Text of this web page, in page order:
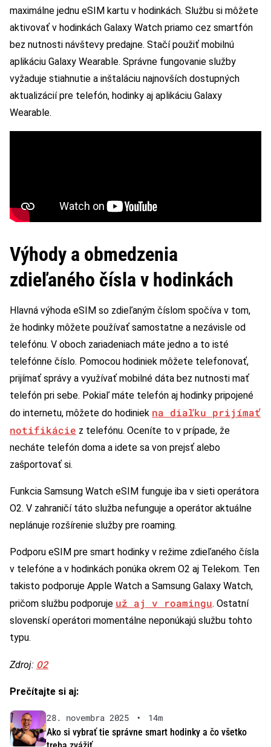
maximálne jednu eSIM kartu v hodinkách. Službu si môžete
aktivovať v hodinkách Galaxy Watch priamo cez smartfón
bez nutnosti návštevy predajne. Stačí použiť mobilnú
aplikáciu Galaxy Wearable. Správne fungovanie služby
vyžaduje stiahnutie a inštaláciu najnovších dostupných
aktualizácií pre telefón, hodinky aj aplikáciu Galaxy
Wearable.
Výhody a obmedzenia
zdieľaného čísla v hodinkách
Hlavná výhoda eSIM so zdieľaným číslom spočíva v tom,
že hodinky môžete používať samostatne a nezávisle od
telefónu. V oboch zariadeniach máte jedno a to isté
telefónne číslo. Pomocou hodiniek môžete telefonovať,
prijímať správy a využívať mobilné dáta bez nutnosti mať
telefón pri sebe. Pokiaľ máte telefón aj hodinky pripojené
do internetu, môžete do hodiniek na diaľku prijímať
notifikácie z telefónu. Oceníte to v prípade, že
necháte telefón doma a idete sa von prejsť alebo
zašportovať si.
Funkcia Samsung Watch eSIM funguje iba v sieti operátora
O2. V zahraničí táto služba nefunguje a operátor aktuálne
neplánuje rozšírenie služby pre roaming.
Podporu eSIM pre smart hodinky v režime zdieľaného čísla
v telefóne a v hodinkách ponúka okrem O2 aj Telekom. Ten
takisto podporuje Apple Watch a Samsung Galaxy Watch,
pričom službu podporuje už aj v roamingu. Ostatní
slovenskí operátori momentálne neponúkajú službu tohto
typu.
Zdroj: O2
Prečítajte si aj:
28. novembra 2025 •
14m
Ako si vybrať tie správne smart hodinky a čo všetko